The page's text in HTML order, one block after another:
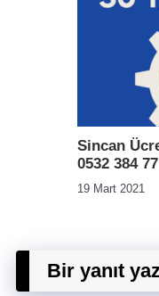
Sincan
0532 384
19 Mart 2021
Bir yanıt